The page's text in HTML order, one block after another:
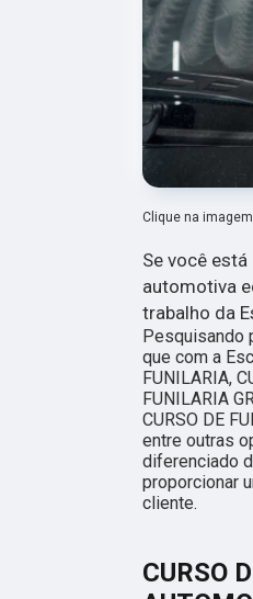
Clique na
Se você
automotiva
trabalho da
Pesquisando
que com a
FUNILARIA,
FUNILARIA
CURSO DE
entre outras
diferenciado
proporcionar
cliente.
CURSO